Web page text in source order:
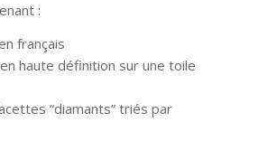
:
français
haute définition sur une toile
“diamants” triés par